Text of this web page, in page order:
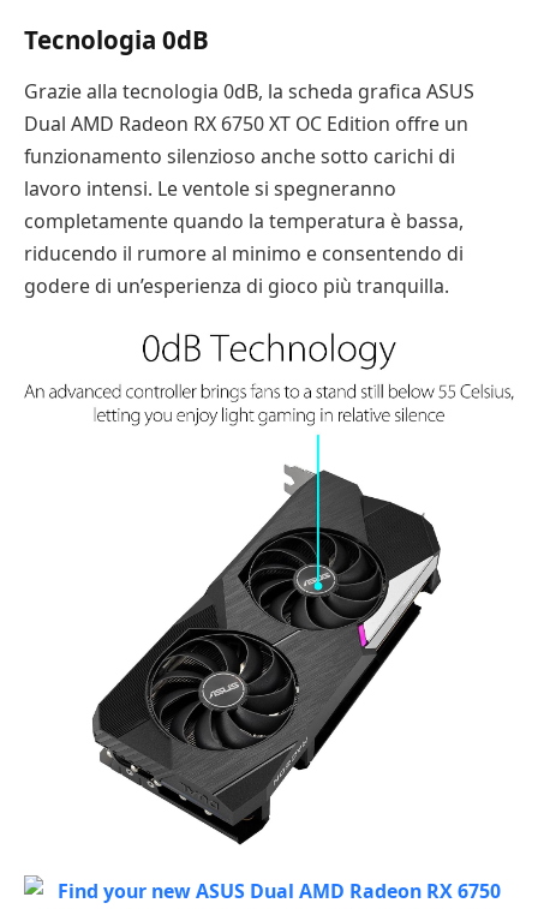
Tecnologia 0dB
Grazie alla tecnologia 0dB, la scheda grafica ASUS
Dual AMD Radeon RX 6750 XT OC Edition offre un
funzionamento silenzioso anche sotto carichi di
lavoro intensi. Le ventole si spegneranno
completamente quando la temperatura è bassa,
riducendo il rumore al minimo e consentendo di
godere di un’esperienza di gioco più tranquilla.